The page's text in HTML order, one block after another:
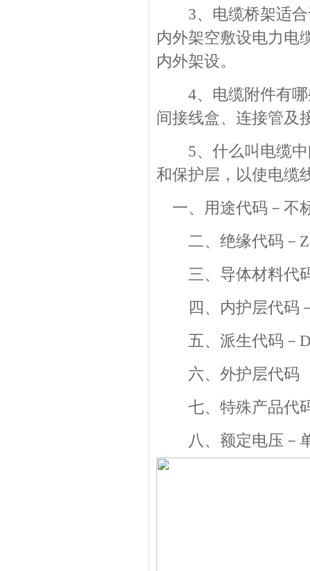
3、电缆桥架适合
内外架空敷设电力电
内外架设。
4、电缆附件有哪
间接线盒、连接管及
5、什么叫电缆中
和保护层，以使电缆
一、用途代码－不
二、绝缘代码－Z
三、导体材料代码
四、内护层代码－
五、派生代码－D
六、外护层代码
七、特殊产品代码
八、额定电压－